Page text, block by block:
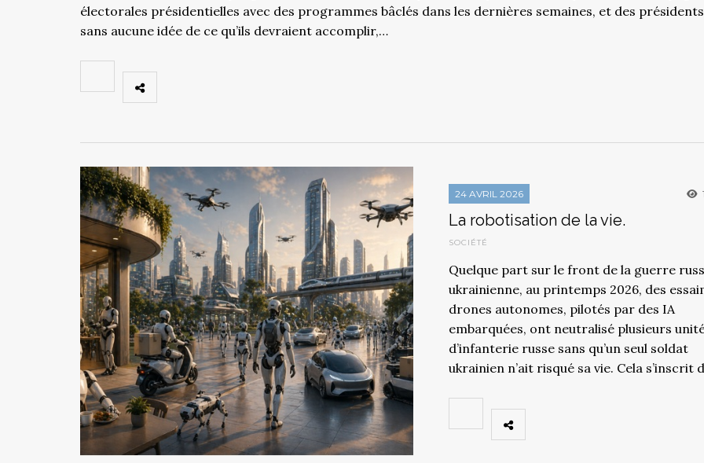
électorales présidentielles avec des programmes bâclés dans les dernières semaines, et des
sans aucune idée de ce qu’ils devraient accomplir,…
24 AVRIL 2026
La robotisation de la vie.
SOCIÉTÉ
Quelque part sur le front de la guerre
ukrainienne, au printemps 2026, des
drones autonomes, pilotés par des IA
embarquées, ont neutralisé plusieurs
d’infanterie russe sans qu’un seul soldat
ukrainien n’ait risqué sa vie. Cela s’inscrit